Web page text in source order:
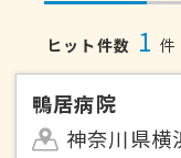
ヒット件数 1 件
鴨居病院
神奈川県